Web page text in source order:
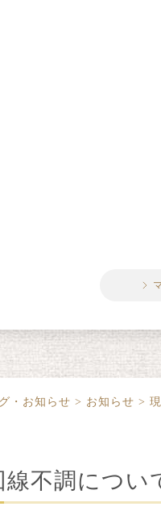
・お知らせ > お知らせ >
不調につい